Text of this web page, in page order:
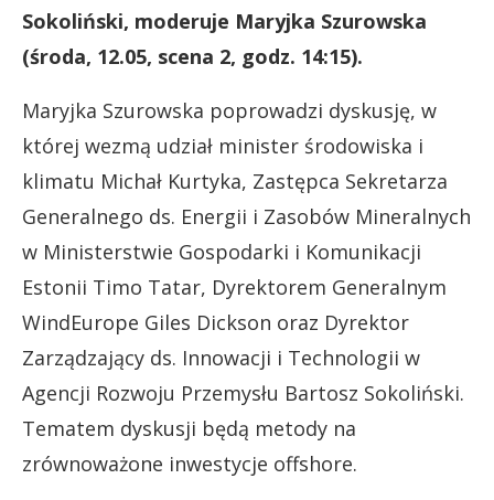
Sokoliński, moderuje Maryjka Szurowska
(środa, 12.05, scena 2, godz. 14:15).
Maryjka Szurowska poprowadzi dyskusję, w
której wezmą udział minister środowiska i
klimatu Michał Kurtyka, Zastępca Sekretarza
Generalnego ds. Energii i Zasobów Mineralnych
w Ministerstwie Gospodarki i Komunikacji
Estonii Timo Tatar, Dyrektorem Generalnym
WindEurope Giles Dickson oraz Dyrektor
Zarządzający ds. Innowacji i Technologii w
Agencji Rozwoju Przemysłu Bartosz Sokoliński.
Tematem dyskusji będą metody na
zrównoważone inwestycje offshore.